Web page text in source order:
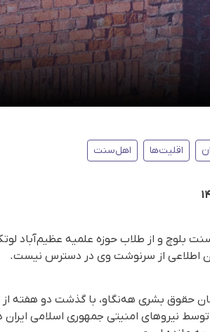
اقلیت‌ها اهل‌سنت
بلوچ و از طلاب حوزه علمیه عظیم‌آباد
اطلاعی از سرنوشت وی در دسترس نیست.
نیروهای امنیتی جمهوری اسلامی